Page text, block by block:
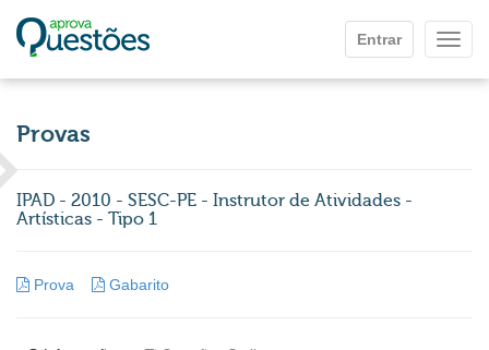
Entrar
Provas
IPAD - 2010 - SESC-PE - Instrutor de Atividades -
Artísticas - Tipo 1
Prova Gabarito